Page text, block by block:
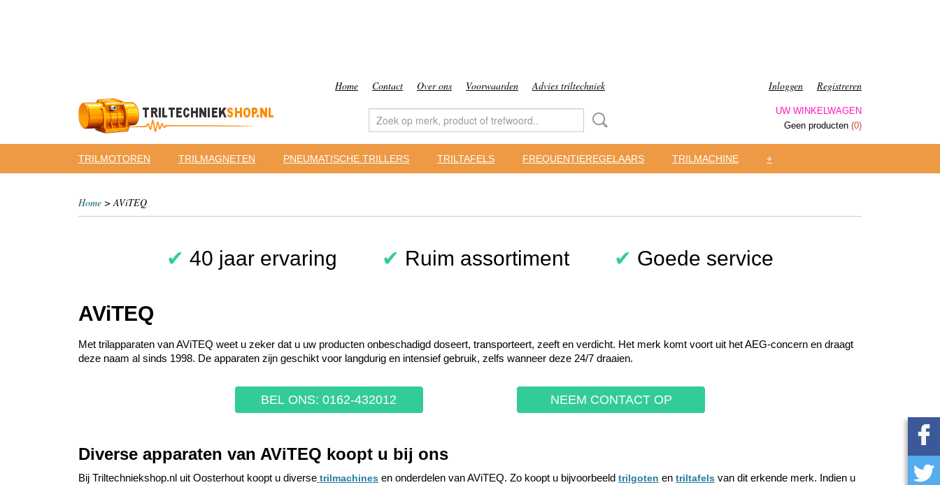
Home Contact Over ons Voorwaarden Advies triltechniek Inloggen Registreren
UW WINKELWAGEN
Geen producten (0)
TRILMOTOREN TRILMAGNETEN PNEUMATISCHE TRILLERS TRILTAFELS FREQUENTIEREGELAARS TRILMACHINE +
Home > AViTEQ
✔ 40 jaar ervaring ✔ Ruim assortiment ✔ Goede service
AViTEQ
Met trilapparaten van AViTEQ weet u zeker dat u uw producten onbeschadigd doseert, transporteert, zeeft en verdicht. Het merk komt voort uit het AEG-concern en draagt
deze naam al sinds 1998. De apparaten zijn geschikt voor langdurig en intensief gebruik, zelfs wanneer deze 24/7 draaien.
BEL ONS: 0162-432012 NEEM CONTACT OP
Diverse apparaten van AViTEQ koopt u bij ons
Bij Triltechniekshop.nl uit Oosterhout koopt u diverse trilmachines en onderdelen van AViTEQ. Zo koopt u bijvoorbeeld trilgoten en triltafels van dit erkende merk. Indien u